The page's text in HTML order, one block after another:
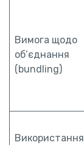
Вимога щодо
об’єднання
(bundling)
Використання